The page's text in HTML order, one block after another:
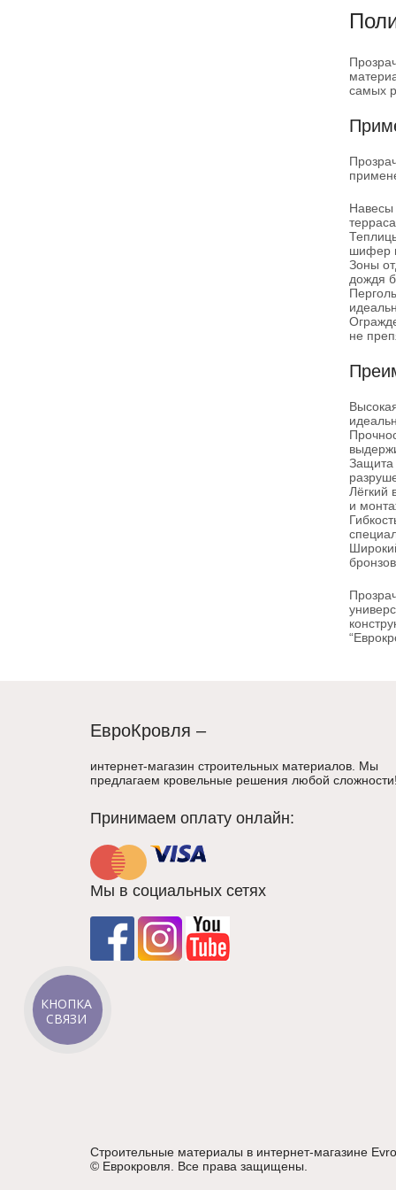
самых
Навесы
шифер
Зоны
дождя
не
Защита
Лёгкий
и
ЕвроКровля –
интернет-магазин строительных материалов. Мы
предлагаем кровельные решения любой
Принимаем оплату онлайн:
Мы в социальных сетях
Строительные материалы в интернет-магазине
© Еврокровля . Все права защищены.
КНОПКА
СВЯЗИ